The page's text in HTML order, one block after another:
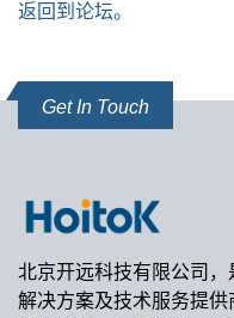
返回到论坛。
Get In Touch
北京开远科技有限公司
解决方案及技术服务提